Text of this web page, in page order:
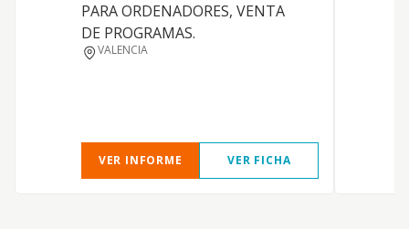
PARA ORDENADORES, VENTA
DE PROGRAMAS.
VALENCIA
VER INFORME VER FICHA